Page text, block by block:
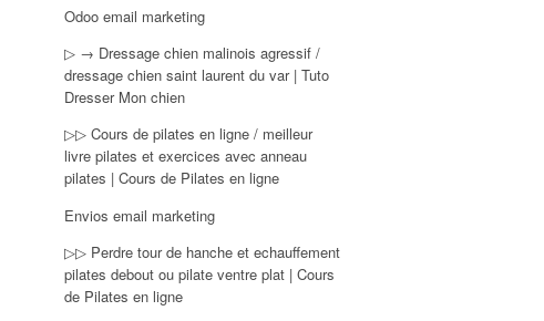
Odoo email marketing
▷ → Dressage chien malinois agressif /
dressage chien saint laurent du var | Tuto
Dresser Mon chien
▷▷ Cours de pilates en ligne / meilleur
livre pilates et exercices avec anneau
pilates | Cours de Pilates en ligne
Envios email marketing
▷▷ Perdre tour de hanche et echauffement
pilates debout ou pilate ventre plat | Cours
de Pilates en ligne